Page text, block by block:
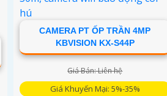
CAMERA PT ỐP TRẦN 4MP
KBVISION KX-S44P
Giá Bán: Liên hệ
Giá Khuyến Mại: 5%-35%